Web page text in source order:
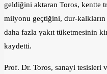
geldiğini aktaran Toros, kentte
milyonu geçtiğini, dur-kalkların
daha fazla yakıt tüketmesinin
kaydetti.
Prof. Dr. Toros, sanayi tesisleri